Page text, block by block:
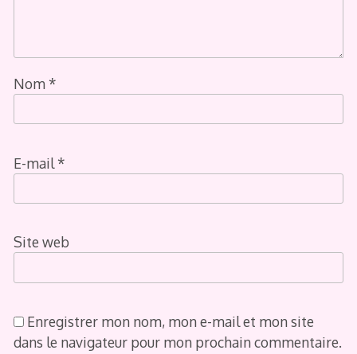
Nom *
E-mail*
Site web
Enregistrer mon nom, mon e-mail et mon site
dans le navigateur pour mon prochain commentaire.